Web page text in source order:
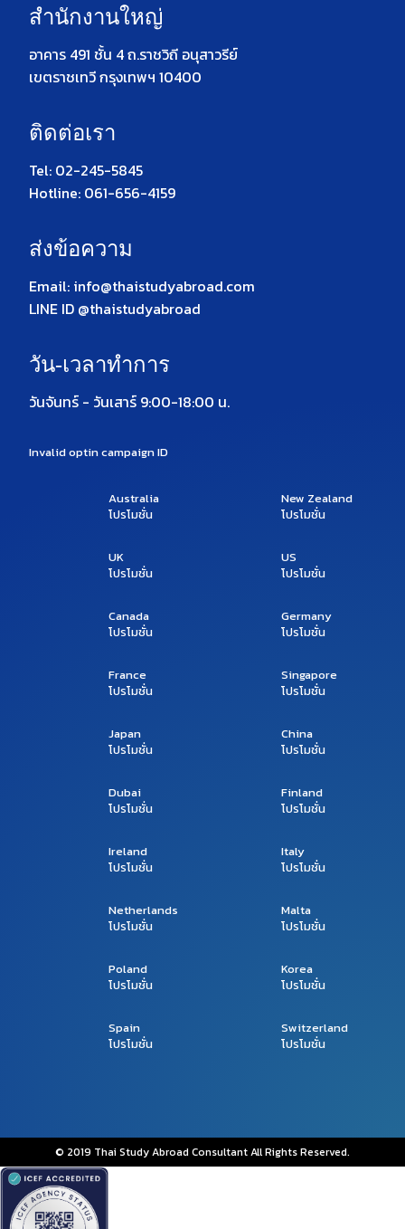
สำนักงานใหญ่
อาคาร 491 ชั้น 4 ถ.ราชวิถี อนุสาวรีย์
เขตราชเทวี กรุงเทพฯ 10400
ติดต่อเรา
Tel: 02-245-5845
Hotline: 061-656-4159
ส่งข้อความ
Email: info@thaistudyabroad.com
LINE ID @thaistudyabroad
วัน-เวลาทำการ
วันจันทร์ - วันเสาร์ 9:00-18:00 น.
Invalid optin campaign ID
Australia
โปรโมชั่น
New Zealand
โปรโมชั่น
UK
โปรโมชั่น
US
โปรโมชั่น
Canada
โปรโมชั่น
Germany
โปรโมชั่น
France
โปรโมชั่น
Singapore
โปรโมชั่น
Japan
โปรโมชั่น
China
โปรโมชั่น
Dubai
โปรโมชั่น
Finland
โปรโมชั่น
Ireland
โปรโมชั่น
Italy
โปรโมชั่น
Netherlands
โปรโมชั่น
Malta
โปรโมชั่น
Poland
โปรโมชั่น
Korea
โปรโมชั่น
Spain
โปรโมชั่น
Switzerland
โปรโมชั่น
© 2019 Thai Study Abroad Consultant All Rights Reserved.